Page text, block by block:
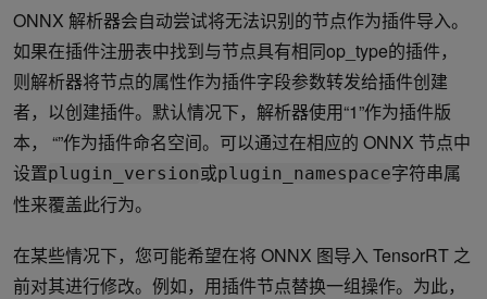
    network.mark_output(lrelu.get_output(0))
ONNX 解析器会自动尝试将无法识别的节点作为插件导入。
如果在插件注册表中找到与节点具有相同op_type的插件，
则解析器将节点的属性作为插件字段参数转发给插件创建
者，以创建插件。默认情况下，解析器使用“1”作为插件版
本， “”作为插件命名空间。可以通过在相应的 ONNX 节点中
设置plugin_version或plugin_namespace字符串属
性来覆盖此行为。
在某些情况下，您可能希望在将 ONNX 图导入 TensorRT 之
前对其进行修改。例如，用插件节点替换一组操作。为此，